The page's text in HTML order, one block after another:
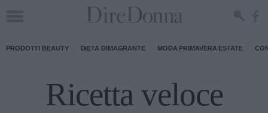
PRODOTTI BEAUTY DIETA DIMAGRANTE MODA PRIMAVERA ESTATE
Ricetta veloce